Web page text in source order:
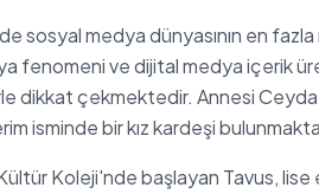
sosyal medya dünyasının en
fenomeni ve dijital medya içerik
dikkat çekmektedir. Annesi Ceyda
isminde bir kız kardeşi
Koleji'nde başlayan Tavus, lise